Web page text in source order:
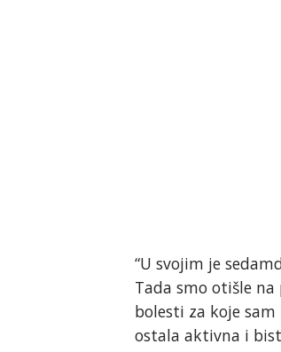
“U svojim je
Tada smo otišle
bolesti za koje
ostala aktivna i